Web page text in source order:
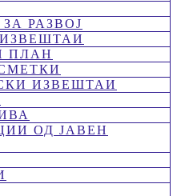
РАЗВОЈ
ПЛАН
ИЗВЕШТАИ
ОД ЈАВЕН